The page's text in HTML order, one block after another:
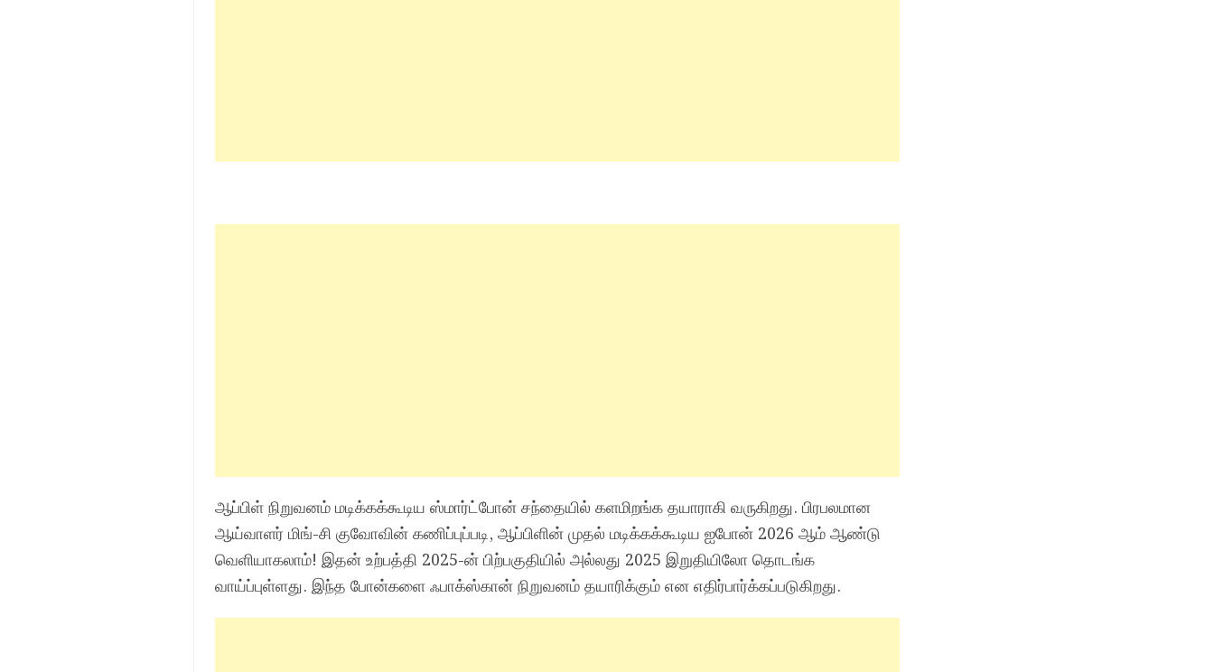
ஆப்பிள் நிறுவனம் மடிக்கக்கூடிய ஸ்மார்ட்போன் சந்தையில் களமிறங்க தயாராகி வருகிறது. பிரபலமான
ஆய்வாளர் மிங்-சி குவோவின் கணிப்புப்படி, ஆப்பிளின் முதல் மடிக்கக்கூடிய ஐபோன் 2026 ஆம் ஆண்டு
வெளியாகலாம்! இதன் உற்பத்தி 2025-ன் பிற்பகுதியில் அல்லது 2025 இறுதியிலோ தொடங்க
வாய்ப்புள்ளது. இந்த போன்களை ஃபாக்ஸ்கான் நிறுவனம் தயாரிக்கும் என எதிர்பார்க்கப்படுகிறது.